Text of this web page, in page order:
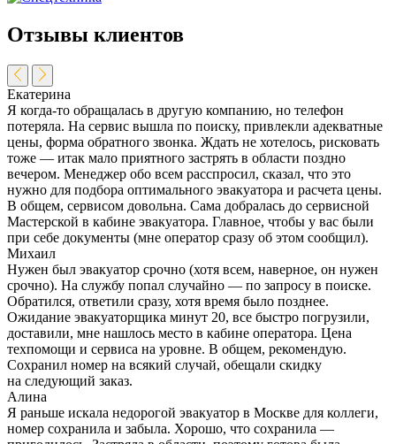
Отзывы клиентов
Екатерина
Я когда-то обращалась в другую компанию, но телефон
потеряла. На сервис вышла по поиску, привлекли адекватные
цены, форма обратного звонка. Ждать не хотелось, рисковать
тоже — итак мало приятного застрять в области поздно
вечером. Менеджер обо всем расспросил, сказал, что это
нужно для подбора оптимального эвакуатора и расчета цены.
В общем, сервисом довольна. Сама добралась до сервисной
Мастерской в кабине эвакуатора. Главное, чтобы у вас были
при себе документы (мне оператор сразу об этом сообщил).
Михаил
Нужен был эвакуатор срочно (хотя всем, наверное, он нужен
срочно). На службу попал случайно — по запросу в поиске.
Обратился, ответили сразу, хотя время было позднее.
Ожидание эвакуаторщика минут 20, все быстро погрузили,
доставили, мне нашлось место в кабине оператора. Цена
техпомощи и сервиса на уровне. В общем, рекомендую.
Сохранил номер на всякий случай, обещали скидку
на следующий заказ.
Алина
Я раньше искала недорогой эвакуатор в Москве для коллеги,
номер сохранила и забыла. Хорошо, что сохранила —